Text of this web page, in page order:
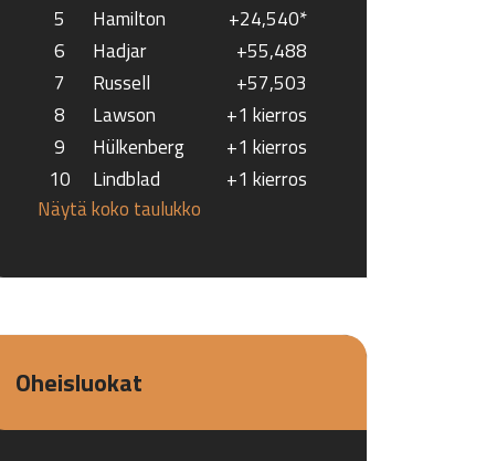
5
Hamilton
+24,540*
6
Hadjar
+55,488
7
Russell
+57,503
8
Lawson
+1 kierros
9
Hülkenberg
+1 kierros
10
Lindblad
+1 kierros
Näytä koko taulukko
Oheisluokat